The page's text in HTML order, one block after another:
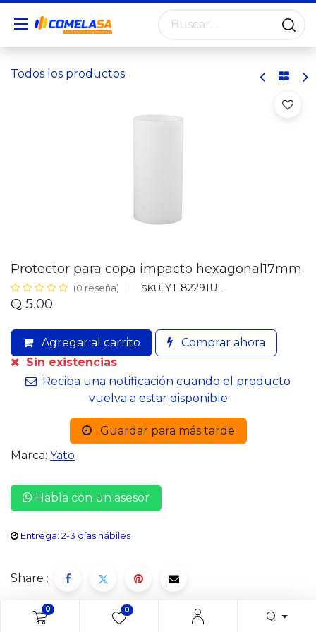
0 0 Q
Todos los productos
Protector para copa impacto hexagonal17mm
(0 reseña) SKU: YT-82291UL
Q 5.00
Agregar al carrito
Comprar ahora
Sin existencias
Reciba una notificación cuando el producto
vuelva a estar disponible
Guardar para más tarde
Marca: Yato
Habla con un asesor
Entrega: 2-3 días hábiles
Share :